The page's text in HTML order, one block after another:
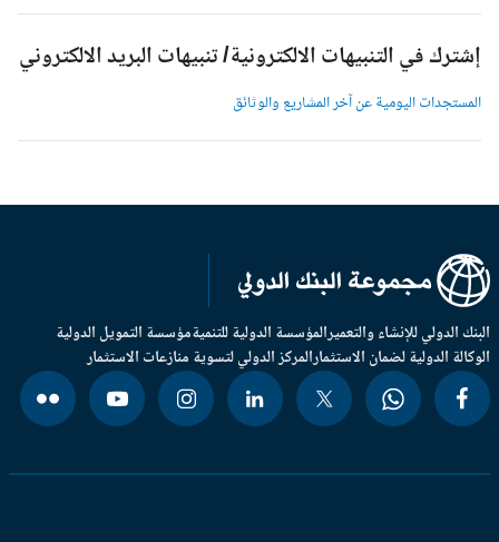
إشترك في التنبيهات الالكترونية/ تنبيهات البريد الالكتروني
المستجدات اليومية عن آخر المشاريع والوثائق
الدولي للإنشاء والتعميرالمؤسسة الدولية للتنميةمؤسسة التمويل الدولية
الدولية لضمان الاستثمارالمركز الدولي لتسوية منازعات الاستثمار